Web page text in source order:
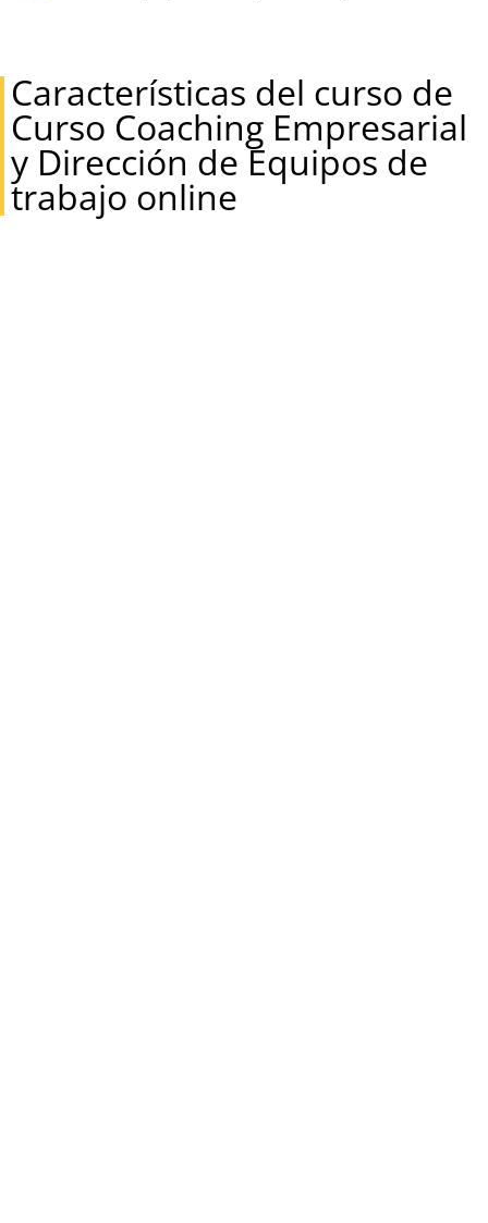
Características del curso de
Curso Coaching Empresarial
y Dirección de Equipos de
trabajo online